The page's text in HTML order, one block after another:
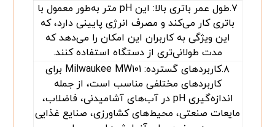
۷.طول عمر باتری بالا: این pH متر به‌طور معمول با
باتری کار می‌کند و مصرف انرژی پایینی دارد، که
این ویژگی به کاربران این امکان را می‌دهد که
مدت طولانی‌تری از دستگاه استفاده کنند.
۸.کاربردهای گسترده: Milwaukee MW۱۰۱ برای
کاربردهای مختلفی مناسب است، از جمله
اندازه‌گیری pH در آب‌های آشامیدنی، فاضلاب،
مایعات صنعتی، محیط‌های کشاورزی، صنایع غذایی